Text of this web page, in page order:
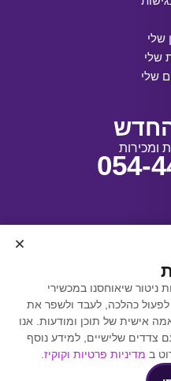
שלי
שלי
שלי
ומכירות
054-
באמצעות
ניטור שיאוחסנו במכשירי
כהלכה, לעבד ולשפר את
אישית של תוכן ומודעות. אנו
צדדים שלישיים, למידע נוסף
ב מדיניות פרטיות וקוקיז